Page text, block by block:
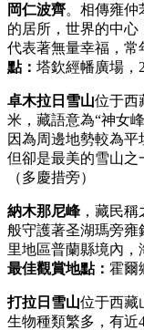
岡仁波齊。相傳雍仲
的居所，世界的中心
代表著無量幸福，常
點： 塔欽經幡廣場，
卓木拉日雪山位于西
米，藏語意為“神女
因為周邊地勢較為平
但卻是最美的雪山之
（多慶措旁）
納木那尼峰，藏民稱
般守護著圣湖瑪旁雍
里地區普蘭縣境內，
最佳觀賞地點： 霍爾
打拉日雪山位于西藏
生物種類繁多，有近